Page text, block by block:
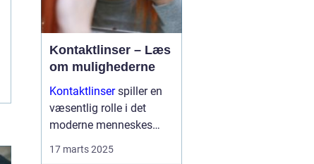
Kontaktlinser – Læs
om mulighederne
Kontaktlinserspiller en
væsentlig rolle i det
moderne menneskes
17 marts 2025